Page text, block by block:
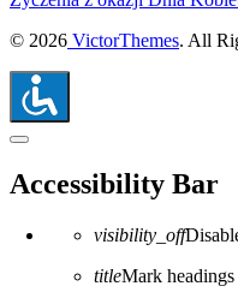
© 2026 VictorThemes. All
Close the accessibility toolbar
Accessibility Bar
visibility_off
titleMark headings